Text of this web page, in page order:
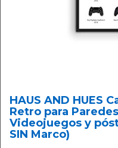
HAUS AND HUES
Retro para
Videojuegos y
SIN Marco)